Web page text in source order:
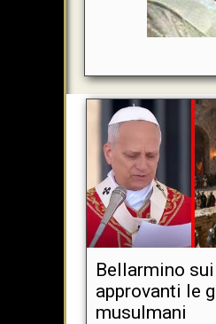
Bellarmino
approvanti le
musulmani